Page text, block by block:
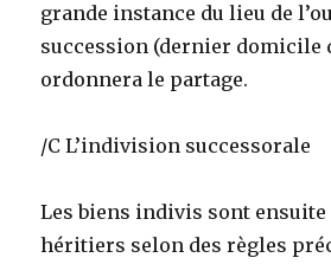
grande instance du lieu de
succession (dernier domicile
ordonnera le partage.
/C L’indivision successorale
Les biens indivis sont ensuite
héritiers selon des règles